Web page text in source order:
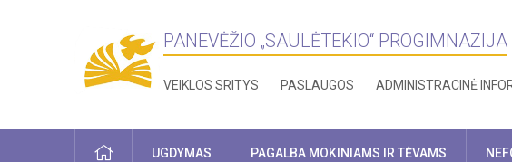
PANEVĖŽIO „SAULĖTEKIO“ PROGIMNAZIJA
VEIKLOS SRITYS PASLAUGOS ADMINISTRACINĖ
PRADŽIAUGDYMAS PAGALBA MOKINIAMS IR TĖVAMS